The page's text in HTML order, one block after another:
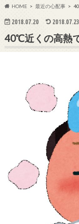
HOME 最近の心配事
2018.07.20 2018.07.23
40℃近くの高熱